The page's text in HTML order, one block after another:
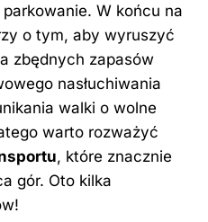
W końcu na
o tym, aby wyruszyć
zbędnych zapasów
nasłuchiwania
walki o wolne
warto rozważyć
, które znacznie
gór. Oto kilka